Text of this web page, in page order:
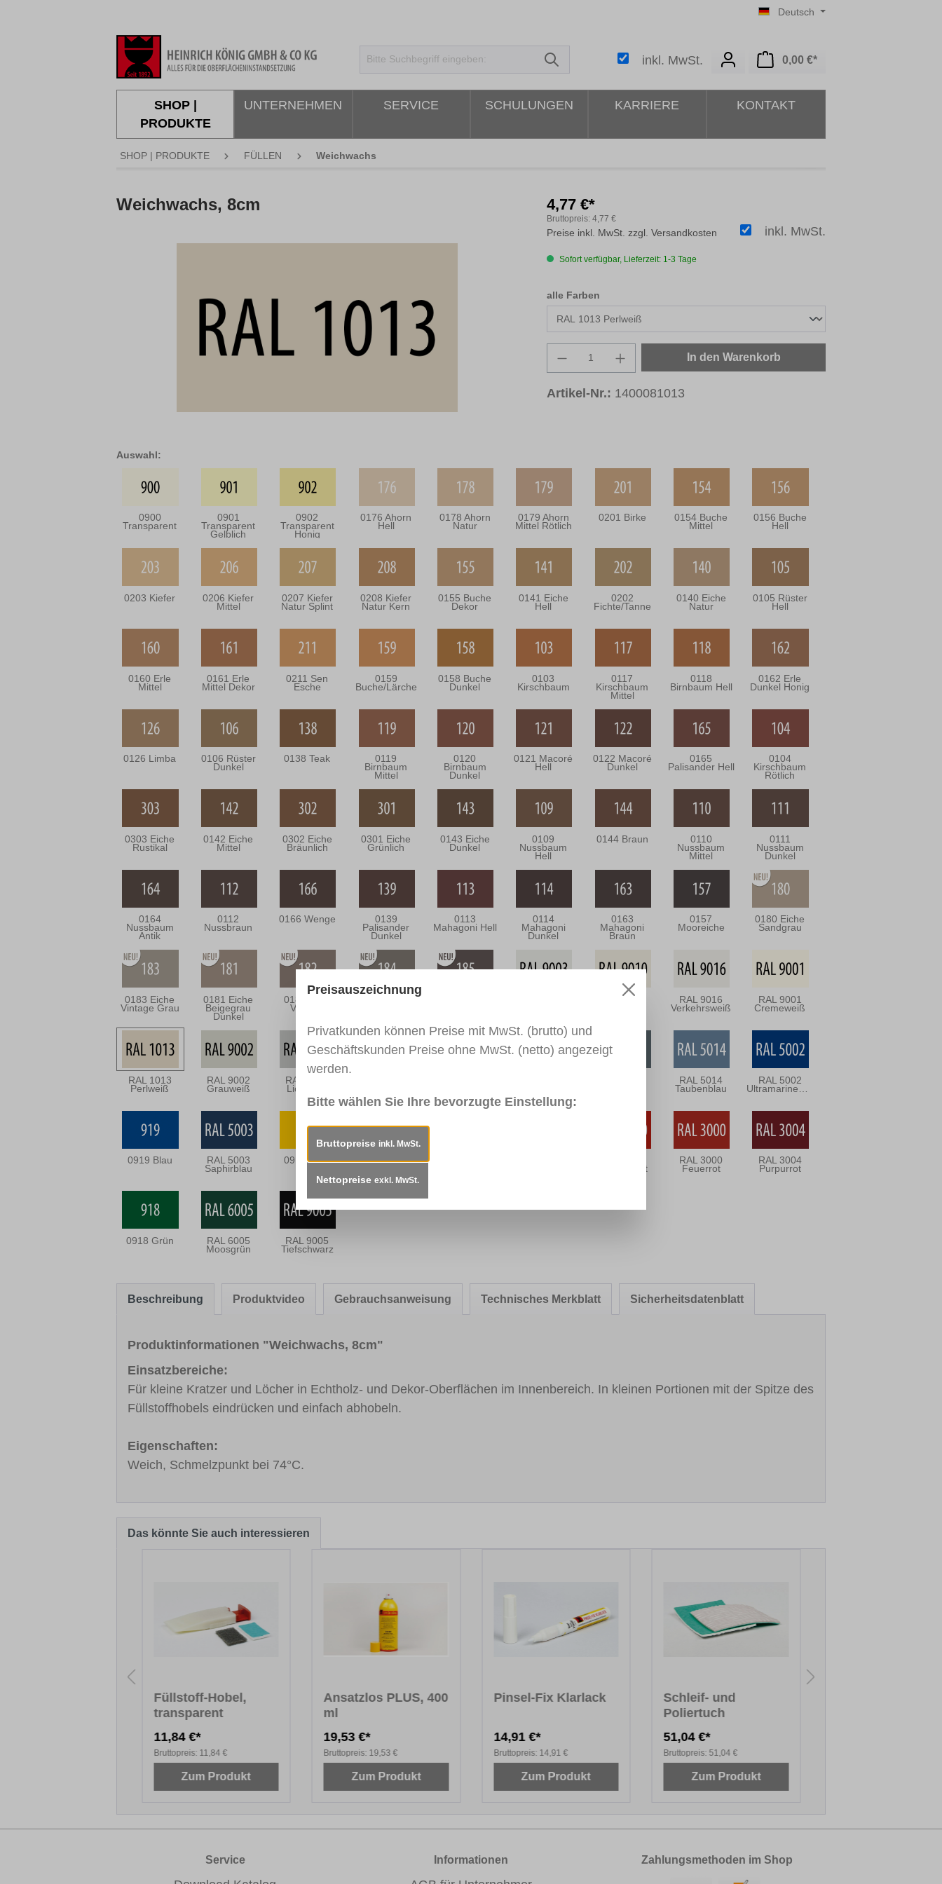
Deutsch
inkl. MwSt. 0,00 €*Warenkorb enthält 0
SHOP |
PRODUKTE
UNTERNEHMEN SERVICE SCHULUNGEN KARRIERE KONTAKT
SHOP | PRODUKTE FÜLLEN Weichwachs
Weichwachs, 8cm
Auswahl:
0900
Transparent
0901
Transparent
Gelblich
0902
Transparent
Honig
0176 Ahorn
Hell
0178 Ahorn
Natur
0179 Ahorn
Mittel Rötlich
0201 Birke 0154 Buche
Mittel
0156 Buche
Hell
0203 Kiefer 0206 Kiefer
Mittel
0207 Kiefer
Natur Splint
0208 Kiefer
Natur Kern
0155 Buche
Dekor
0141 Eiche
Hell
0202
Fichte/Tanne
0140 Eiche
Natur
0105 Rüster
Hell
0160 Erle
Mittel
0161 Erle
Mittel Dekor
0211 Sen
Esche
0159
Buche/Lärche
0158 Buche
Dunkel
0103
Kirschbaum
0117
Kirschbaum
Mittel
0118
Birnbaum Hell
0162 Erle
Dunkel Honig
0126 Limba 0106 Rüster
Dunkel
0138 Teak 0119
Birnbaum
Mittel
0120
Birnbaum
Dunkel
0121 Macoré
Hell
0122 Macoré
Dunkel
0165
Palisander Hell
0104
Kirschbaum
Rötlich
0303 Eiche
Rustikal
0142 Eiche
Mittel
0302 Eiche
Bräunlich
0301 Eiche
Grünlich
0143 Eiche
Dunkel
0109
Nussbaum
Hell
0144 Braun 0110
Nussbaum
Mittel
0111
Nussbaum
Dunkel
0164
Nussbaum
Antik
0112
Nussbraun
0166 Wenge 0139
Palisander
Dunkel
0113
Mahagoni Hell
0114
Mahagoni
Dunkel
0163
Mahagoni
Braun
0157
Mooreiche
0180 Eiche
Sandgrau
0183 Eiche
Vintage Grau
0181 Eiche
Beigegrau
Dunkel
0182 Teak
Vintage
RAL 9010 RAL 9016
Verkehrsweiß
RAL 9001
Cremeweiß
RAL 1013
Perlweiß
RAL 9002
Grauweiß
RAL 7035
Lichtgrau
RAL 5014
Taubenblau
RAL 5002
0919 Blau RAL 5003
Saphirblau
0915 Gelb RAL 1017
Verkehrsrot
RAL 3000
Feuerrot
RAL 3004
Purpurrot
0918 Grün RAL 6005
Moosgrün
RAL 9005
Tiefschwarz
4,77 €*
Bruttopreis: 4,77 €
inkl. MwSt.
Preise inkl. MwSt. zzgl. Versandkosten
Sofort verfügbar, Lieferzeit: 1-3 Tage
alle Farbenauswählen
Produkt Anzahl: Gib den gewünschten Wert ein
In den Warenkorb
Artikel-Nr.: 1400081013
Beschreibung Produktvideo Gebrauchsanweisung Technisches Merkblatt Sicherheitsdatenblatt
Produktinformationen "Weichwachs, 8cm"
Einsatzbereiche:
Für kleine Kratzer und Löcher in Echtholz- und Dekor-Oberflächen im Innenbereich. In kleinen Portionen mit der Spitze des
Füllstoffhobels eindrücken und einfach abhobeln.
Eigenschaften:
Weich, Schmelzpunkt bei 74°C.
Das könnte Sie auch interessieren
Füllstoff-Hobel,
transparent
11,84 €*
Bruttopreis: 11,84 €
Zum Produkt
Ansatzlos PLUS, 400
ml
19,53 €*
Bruttopreis: 19,53 €
Zum Produkt
Pinsel-Fix Klarlack
14,91 €*
Bruttopreis: 14,91 €
Zum Produkt
Schleif- und
Poliertuch
51,04 €*
Bruttopreis: 51,04 €
Zum Produkt
Service Informationen Zahlungsmethoden im Shop
Preisauszeichnung
Privatkunden können Preise mit MwSt. (brutto) und
Geschäftskunden Preise ohne MwSt. (netto) angezeigt
werden.
Bitte wählen Sie Ihre bevorzugte Einstellung:
Bruttopreise inkl. MwSt.
Nettopreise exkl. MwSt.